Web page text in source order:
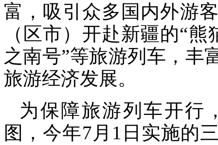
富，吸引众多国内外游
（区市）开赴新疆的“
之南号”等旅游列车，丰
旅游经济发展。
为保障旅游列车开行
图，今年7月1日实施的